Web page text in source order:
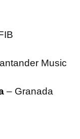
Music
– Granada